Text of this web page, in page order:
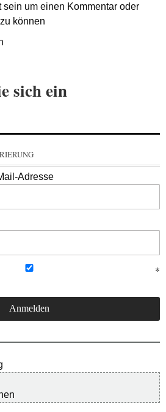
sein um einen Kommentar oder
können
sich ein
Adresse